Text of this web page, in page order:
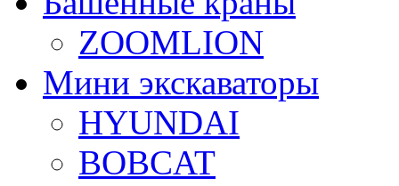
ZOOMLION
Мини экскаваторы
HYUNDAI
BOBCAT